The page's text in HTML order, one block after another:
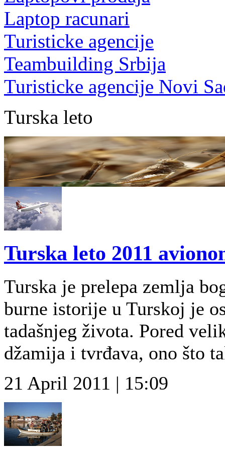
Laptop racunari
Turisticke agencije
Teambuilding Srbija
Turisticke agencije Novi
Turska leto
Turska leto 2011
Turska je prelepa zemlja
burne istorije u Turskoj je
tadašnjeg života. Pored
džamija i tvrđava, ono što
21 April 2011 | 15:09